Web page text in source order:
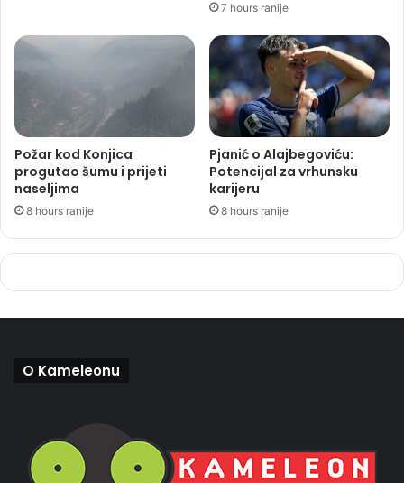
7 hours ranije
Požar kod Konjica
progutao šumu i prijeti
naseljima
8 hours ranije
Pjanić o Alajbegoviću:
Potencijal za vrhunsku
karijeru
8 hours ranije
O Kameleonu